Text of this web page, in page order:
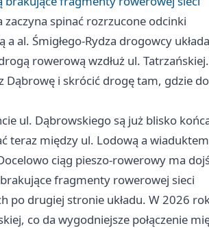
spinać rozrzucone odcinki
a al. Śmigłego-Rydza drogowcy
rowerową wzdłuż ul.
Dąbrowę i skrócić drogę tam, gdzie
ul. Dąbrowskiego są już blisko
teraz między ul. Lodową a
ciąg pieszo-rowerowy ma
fragmenty rowerowej sieci
po drugiej stronie układu. W 2026
co da wygodniejsze połączenie